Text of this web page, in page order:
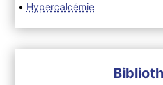
• Hypercalcémie